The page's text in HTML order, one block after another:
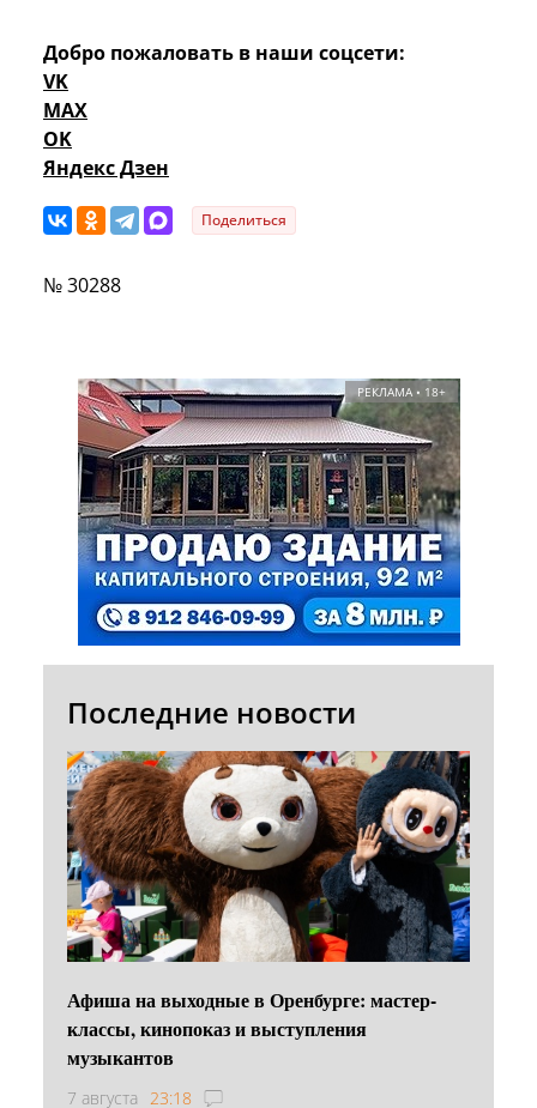
Добро пожаловать в наши соцсети:
VK
MAX
OK
Яндекс Дзен
Поделиться
№ 30288
РЕКЛАМА • 18+
Последние новости
Афиша на выходные в Оренбурге: мастер-
классы, кинопоказ и выступления
музыкантов
7 августа 23:18